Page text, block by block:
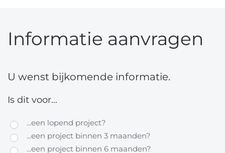
Informatie aanvragen
U wenst bijkomende informatie.
Is dit voor...
...een lopend project?
...een project binnen 3 maanden?
...een project binnen 6 maanden?